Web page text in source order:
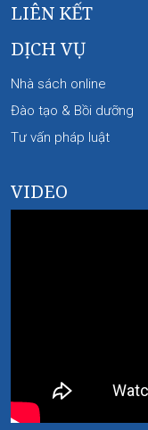
LIÊN KẾT
DỊCH VỤ
Nhà sách online
Đào tạo & Bồi dưỡng
Tư vấn pháp luật
VIDEO